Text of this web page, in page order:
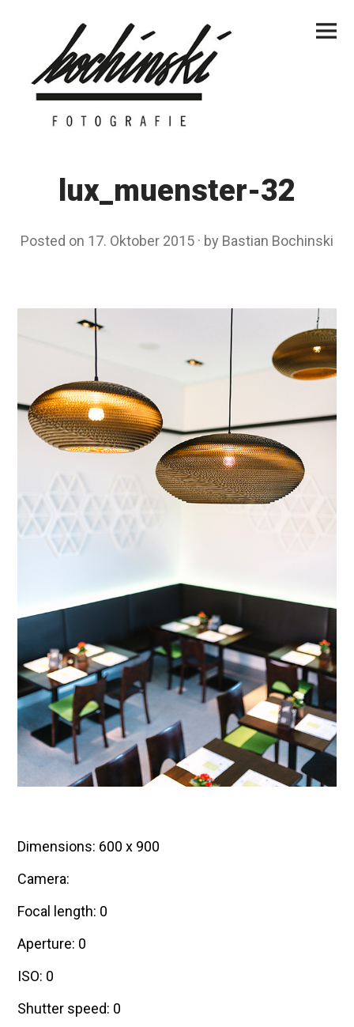
Menu
lux_muenster-32
Posted on 17. Oktober 2015 by Bastian Bochinski
Dimensions: 600 x 900
Camera:
Focal length: 0
Aperture: 0
ISO: 0
Shutter speed: 0